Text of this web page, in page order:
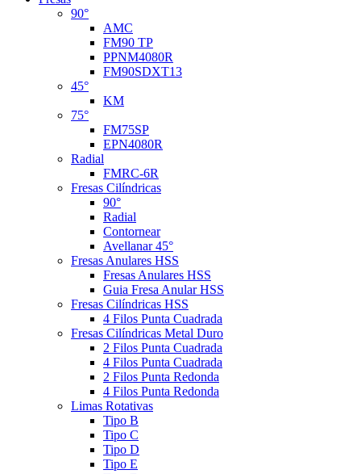
90°
AMC
FM90 TP
PPNM4080R
FM90SDXT13
45°
KM
75°
FM75SP
EPN4080R
Radial
FMRC-6R
Fresas Cilíndricas
90°
Radial
Contornear
Avellanar 45°
Fresas Anulares HSS
Fresas Anulares HSS
Guia Fresa Anular HSS
Fresas Cilíndricas HSS
4 Filos Punta Cuadrada
Fresas Cilíndricas Metal Duro
2 Filos Punta Cuadrada
4 Filos Punta Cuadrada
2 Filos Punta Redonda
4 Filos Punta Redonda
Limas Rotativas
Tipo B
Tipo C
Tipo D
Tipo E